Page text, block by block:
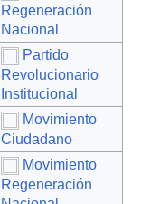
Regeneración
Nacional
Partido
Revolucionario
Institucional
Movimiento
Ciudadano
Movimiento
Regeneración